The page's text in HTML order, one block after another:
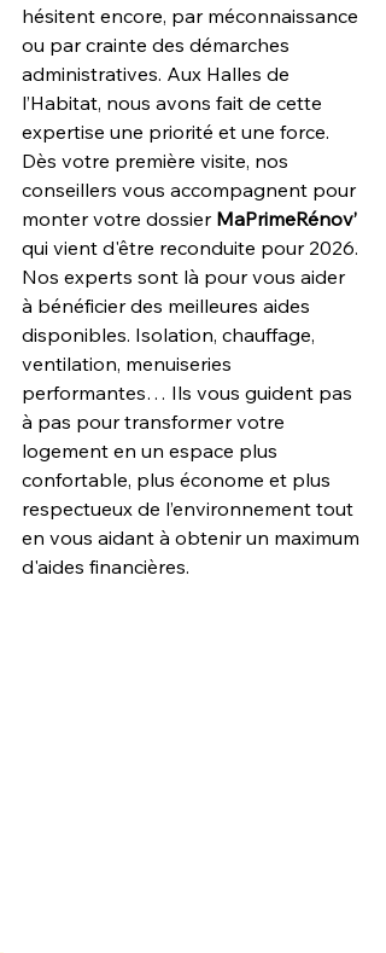
hésitent encore, par méconnaissance
ou par crainte des démarches
administratives. Aux Halles de
l’Habitat, nous avons fait de cette
expertise une priorité et une force.
Dès votre première visite, nos
conseillers vous accompagnent pour
monter votre dossier MaPrimeRénov’
qui vient d'être reconduite pour 2026.
Nos experts sont là pour vous aider
à bénéficier des meilleures aides
disponibles. Isolation, chauffage,
ventilation, menuiseries
performantes… Ils vous guident pas
à pas pour transformer votre
logement en un espace plus
confortable, plus économe et plus
respectueux de l’environnement tout
en vous aidant à obtenir un maximum
d'aides financières.